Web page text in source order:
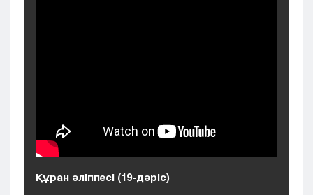
Уральск
Усть-Каменогорск
Құран әліппесі (19-дәріс)